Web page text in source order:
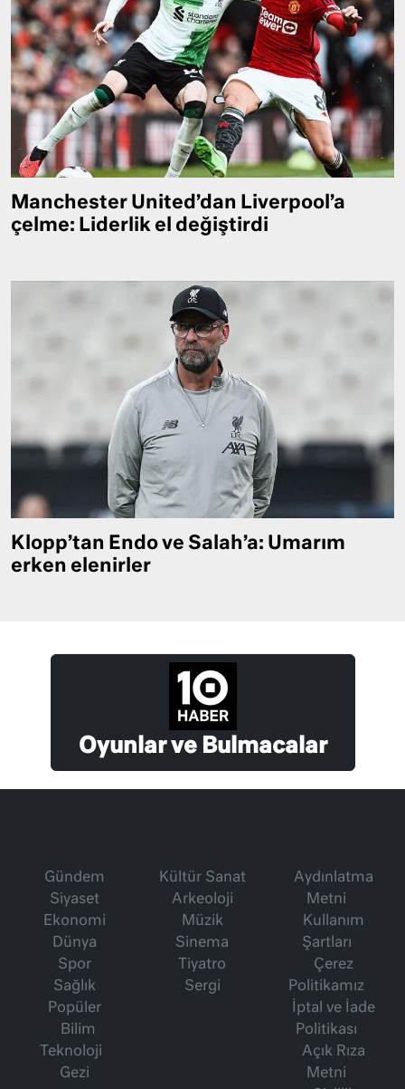
Manchester United’dan Liverpool’a
çelme: Liderlik el değiştirdi
Klopp’tan Endo ve Salah’a: Umarım
erken elenirler
Oyunlar ve Bulmacalar
Gündem
Siyaset
Ekonomi
Dünya
Spor
Sağlık
Popüler
Bilim
Teknoloji
Gezi
Kültür Sanat
Arkeoloji
Müzik
Sinema
Tiyatro
Sergi
Aydınlatma
Metni
Kullanım
Şartları
Çerez
Politikamız
İptal ve İade
Politikası
Açık Rıza
Metni